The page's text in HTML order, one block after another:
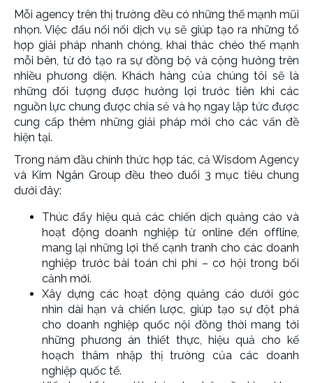
Mỗi agency trên thị trường đều có những thế mạnh mũi
nhọn. Việc đấu nối nối dịch vụ sẽ giúp tạo ra những tổ
hợp giải pháp nhanh chóng, khai thác chéo thế mạnh
mỗi bên, từ đó tạo ra sự đồng bộ và cộng hưởng trên
nhiều phương diện. Khách hàng của chúng tôi sẽ là
những đối tượng được hưởng lợi trước tiên khi các
nguồn lực chung được chia sẻ và họ ngay lập tức được
cung cấp thêm những giải pháp mới cho các vấn đề
hiện tại.
Trong năm đầu chính thức hợp tác, cả Wisdom Agency
và Kim Ngân Group đều theo đuổi 3 mục tiêu chung
dưới đây:
Thúc đẩy hiệu quả các chiến dịch quảng cáo và
hoạt động doanh nghiệp từ online đến offline,
mang lại những lợi thế cạnh tranh cho các doanh
nghiệp trước bài toán chi phí – cơ hội trong bối
cảnh mới.
Xây dựng các hoạt động quảng cáo dưới góc
nhìn dài hạn và chiến lược, giúp tạo sự đột phá
cho doanh nghiệp quốc nội đồng thời mang tới
những phương án thiết thực, hiệu quả cho kế
hoạch thâm nhập thị trường của các doanh
nghiệp quốc tế.